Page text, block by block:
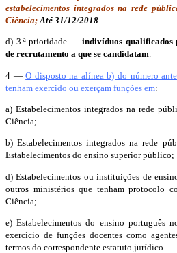
estabelecimentos integrados na rede
Ciência; Até 31/12/2018
d) 3.ª prioridade —indivíduos qualificados
de recrutamento a que se candidatam.
4 —O disposto na alínea b) do número
tenham exercido ou exerçam funções em:
a) Estabelecimentos integrados na rede
Ciência;
b) Estabelecimentos integrados na rede
Estabelecimentos do ensino superior público;
d) Estabelecimentos ou instituições de
outros ministérios que tenham protocolo
Ciência;
e) Estabelecimentos do ensino português
exercício de funções docentes como
termos do correspondente estatuto jurídico